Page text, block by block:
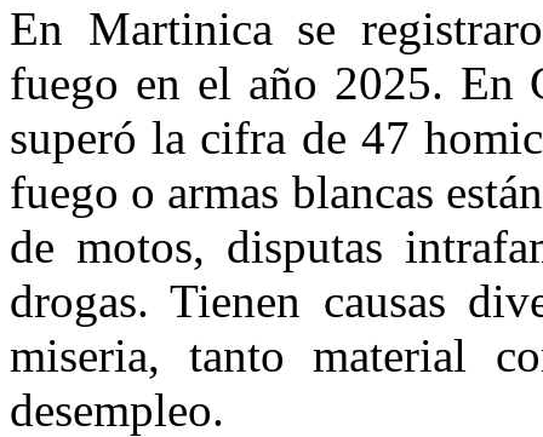
En Martinica se
fuego en el año 2025. En
superó la cifra de 47
fuego o armas blancas
de motos, disputas
drogas. Tienen causas
miseria, tanto material
desempleo.